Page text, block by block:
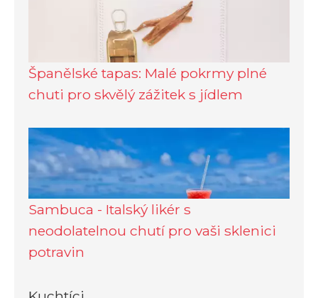
Španělské tapas: Malé pokrmy plné
chuti pro skvělý zážitek s jídlem
Sambuca - Italský likér s
neodolatelnou chutí pro vaši sklenici
potravin